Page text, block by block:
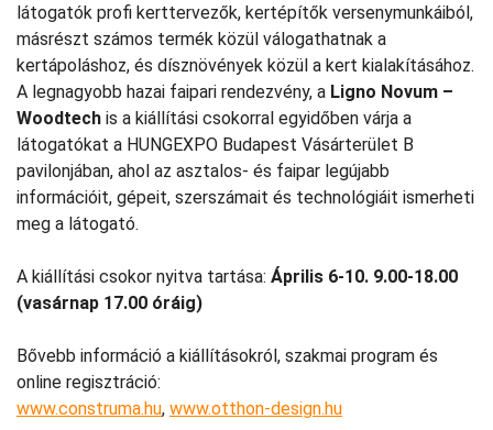
látogatók profi kerttervezők, kertépítők versenymunkáiból,
másrészt számos termék közül válogathatnak a
kertápoláshoz, és dísznövények közül a kert kialakításához.
A legnagyobb hazai faipari rendezvény, a Ligno Novum –
Woodtech is a kiállítási csokorral egyidőben várja a
látogatókat a HUNGEXPO Budapest Vásárterület B
pavilonjában, ahol az asztalos- és faipar legújabb
információit, gépeit, szerszámait és technológiáit ismerheti
meg a látogató.
A kiállítási csokor nyitva tartása: Április 6-10. 9.00-18.00
(vasárnap 17.00 óráig)
Bővebb információ a kiállításokról, szakmai program és
online regisztráció:
www.construma.hu, www.otthon-design.hu